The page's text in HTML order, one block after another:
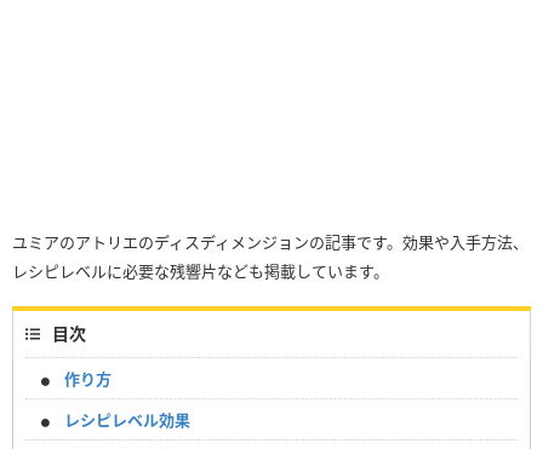
ユミアのアトリエのディスディメンジョンの記事です。効果や入手方法、
レシピレベルに必要な残響片なども掲載しています。
目次
作り方
レシピレベル効果